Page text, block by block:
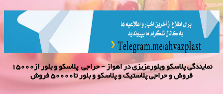
نمایندگی پلاسكو وبلورعزیزی در اهواز - حراجی پلاسکو و بلور از15000
فروش و حراجی پلاستیک و پلاسکو و بلور تا50000 فروش